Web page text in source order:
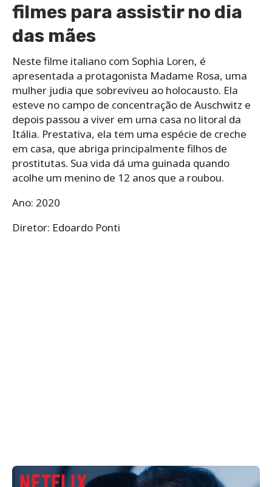
filmes para assistir no dia
das mães
Neste filme italiano com Sophia Loren, é
apresentada a protagonista Madame Rosa, uma
mulher judia que sobreviveu ao holocausto. Ela
esteve no campo de concentração de Auschwitz e
depois passou a viver em uma casa no litoral da
Itália. Prestativa, ela tem uma espécie de creche
em casa, que abriga principalmente filhos de
prostitutas. Sua vida dá uma guinada quando
acolhe um menino de 12 anos que a roubou.
Ano: 2020
Diretor: Edoardo Ponti